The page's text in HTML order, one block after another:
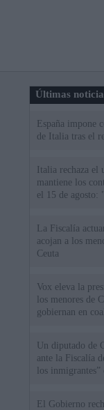
Últimas
España impone
de Italia tras el
Italia rechaza
mantiene los
el 15 de agosto:
La Fiscalía
acojan a los
Ceuta
Vox eleva la
los menores de
gobiernan en
Un diputado de
ante la Fiscalía
los inmigrantes”
El Gobierno